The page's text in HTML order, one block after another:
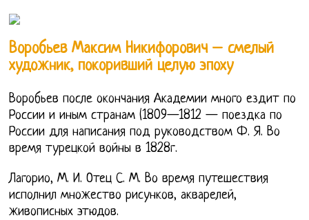
Воробьев Максим Никифорович – смелый
художник, покоривший целую эпоху
Воробьев после окончания Академии много ездит по
России и иным странам (1809—1812 — поездка по
России для написания под руководством Ф. Я. Во
время турецкой войны в 1828г.
Лагорио, М. И. Отец С. М. Во время путешествия
исполнил множество рисунков, акварелей,
живописных этюдов.